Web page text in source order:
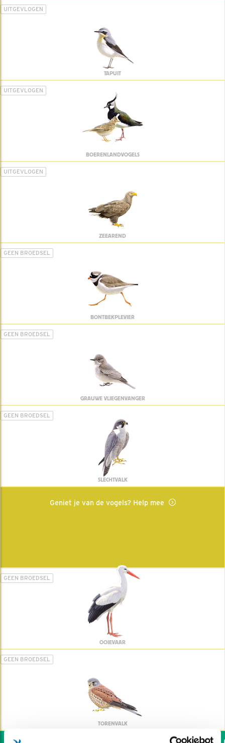
UITGEVLOGEN
TAPUIT
UITGEVLOGEN
BOERENLANDVOGELS
UITGEVLOGEN
ZEEAREND
GEEN BROEDSEL
BONTBEKPLEVIER
GEEN BROEDSEL
GRAUWE VLIEGENVANGER
GEEN BROEDSEL
SLECHTVALK
Geniet je van de vogels? Help mee
GEEN BROEDSEL
OOIEVAAR
GEEN BROEDSEL
TORENVALK